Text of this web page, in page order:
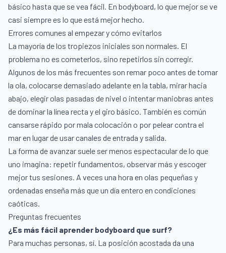
básico hasta que se vea fácil. En bodyboard, lo que mejor se ve
casi siempre es lo que está mejor hecho.
Errores comunes al empezar y cómo evitarlos
La mayoría de los tropiezos iniciales son normales. El
problema no es cometerlos, sino repetirlos sin corregir.
Algunos de los más frecuentes son remar poco antes de tomar
la ola, colocarse demasiado adelante en la tabla, mirar hacia
abajo, elegir olas pasadas de nivel o intentar maniobras antes
de dominar la línea recta y el giro básico. También es común
cansarse rápido por mala colocación o por pelear contra el
mar en lugar de usar canales de entrada y salida.
La forma de avanzar suele ser menos espectacular de lo que
uno imagina: repetir fundamentos, observar más y escoger
mejor tus sesiones. A veces una hora en olas pequeñas y
ordenadas enseña más que un día entero en condiciones
caóticas.
Preguntas frecuentes
¿Es más fácil aprender bodyboard que surf?
Para muchas personas, sí. La posición acostada da una